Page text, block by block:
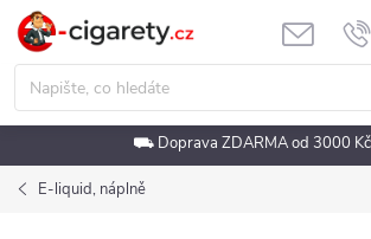
Přejít
obsah
⛟ Doprava ZDARMA od 3000
E-liquid, náplně